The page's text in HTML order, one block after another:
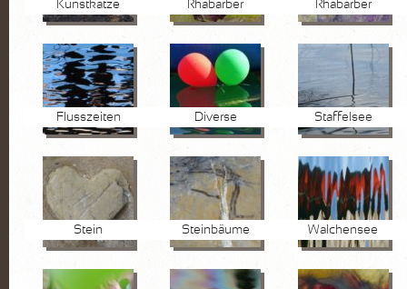
Kunstkatze Rhabarber Rhabarber
Flusszeiten Diverse Staffelsee
Stein Steinbäume Walchensee